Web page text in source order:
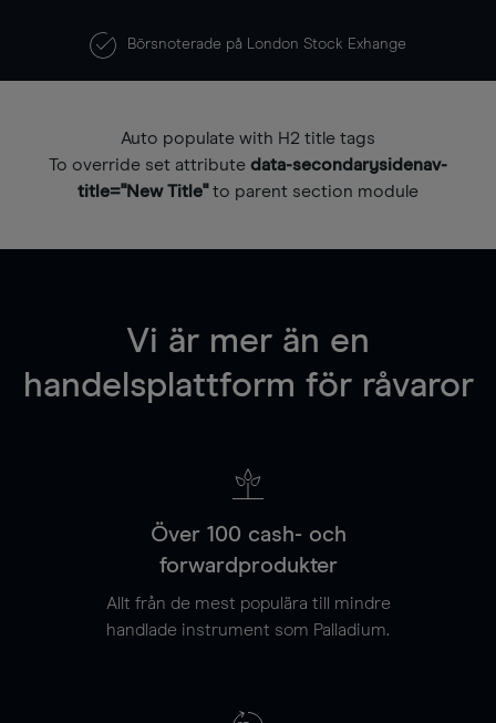
Börsnoterade på London Stock Exhange
Auto populate with H2 title tags
To override set attribute data-secondarysidenav-
title="New Title"to parent section module
Vi är mer än en
handelsplattform för råvaror
Över 100 cash- och
forwardprodukter
Allt från de mest populära till mindre
handlade instrument som Palladium.